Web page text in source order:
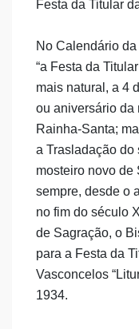
Festa da Titular
No Calendário
“a Festa da
mais natural, a 4
ou aniversário da
Rainha-Santa;
a Trasladação do
mosteiro novo de
sempre, desde o
no fim do século
de Sagração, o
para a Festa da
Vasconcelos
1934.